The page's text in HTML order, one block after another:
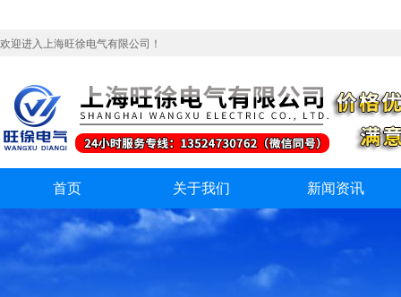
欢迎进入上海旺徐电气有限公司！
首页 关于我们 新闻资讯